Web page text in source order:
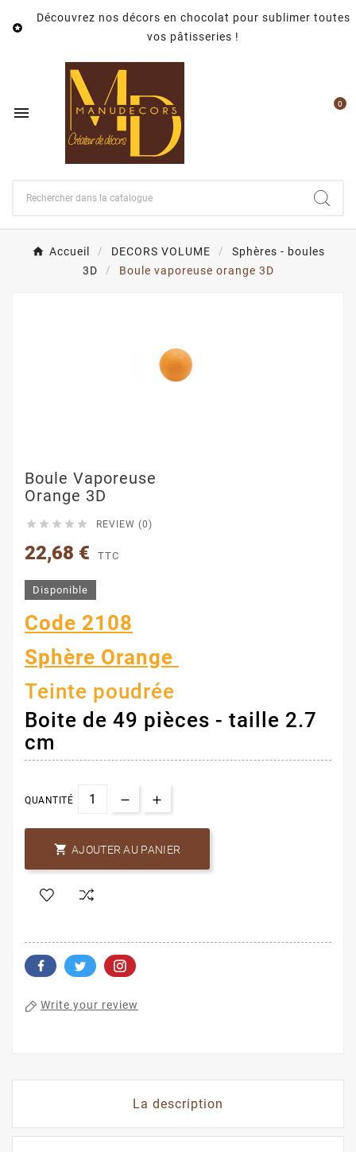

Découvrez nos décors en chocolat pour sublimer toutes
vos pâtisseries !
 0
Accueil DECORS VOLUME
Sphères - boules
3D
Boule vaporeuse orange 3D
Boule Vaporeuse
Orange 3D
     REVIEW (0)
22,68 € TTC
Disponible
Code 2108
Sphère Orange
Teinte poudrée
Boite de 49 pièces - taille 2.7
cm
QUANTITÉ
 AJOUTER AU PANIER
Write your review
La description